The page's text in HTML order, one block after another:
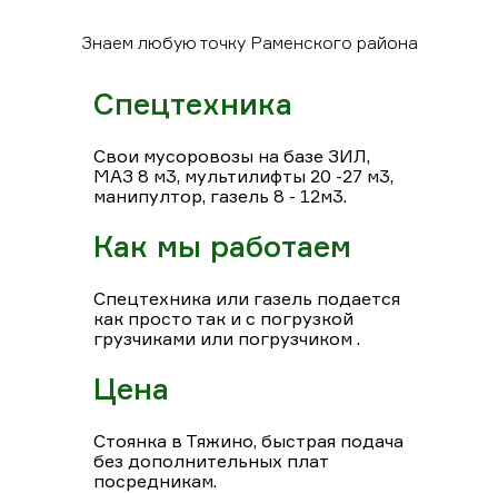
Знаем любую точку Раменского района
Спецтехника
Свои мусоровозы на базе ЗИЛ,
МАЗ 8 м3, мультилифты 20 -27 м3,
манипултор, газель 8 - 12м3.
Как мы работаем
Спецтехника или газель подается
как просто так и с погрузкой
грузчиками или погрузчиком .
Цена
Стоянка в Тяжино, быстрая подача
без дополнительных плат
посредникам.